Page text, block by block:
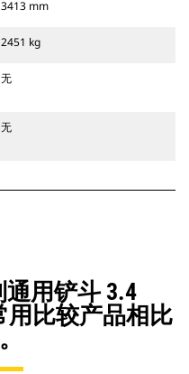
3413 mm
2451 kg
无
无
用铲斗 3.4
用比较产品相比